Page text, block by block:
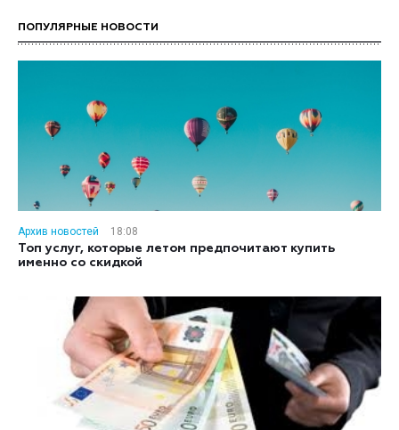
ПОПУЛЯРНЫЕ НОВОСТИ
Архив новостей
18:08
Топ услуг, которые летом предпочитают купить
именно со скидкой